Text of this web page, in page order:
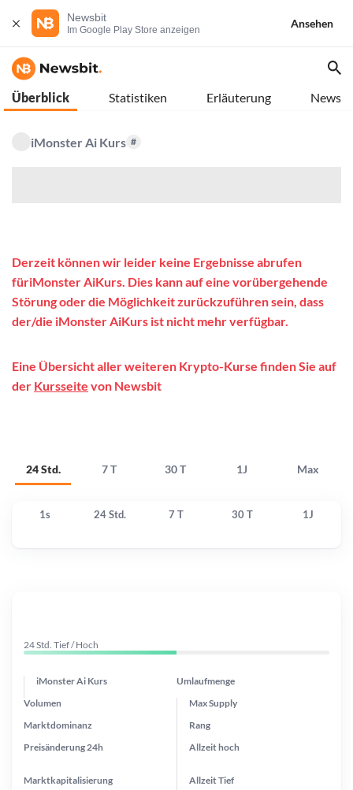
Newsbit
Im Google Play Store anzeigen
Ansehen
Überblick Statistiken Erläuterung News
iMonster Ai Kurs #
24 Std. 7 T 30 T 1J Max
Derzeit können wir leider keine Ergebnisse abrufen
füriMonster AiKurs. Dies kann auf eine vorübergehende
Störung oder die Möglichkeit zurückzuführen sein, dass
der/die iMonster AiKurs ist nicht mehr verfügbar.
Eine Übersicht aller weiteren Krypto-Kurse finden Sie auf
der Kursseite von Newsbit
1s 24 Std. 7 T 30 T 1J
24 Std. Tief / Hoch
iMonster Ai Kurs Umlaufmenge
Preisänderung 24h
Max Supply
Marktdominanz
Marktkapitalisierung
Volumen
Rang
Allzeithoch
AllzeitTief